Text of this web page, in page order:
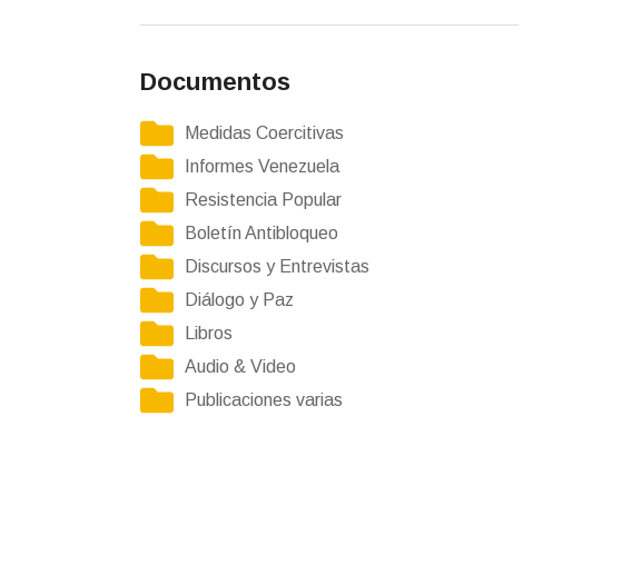
Documentos
Medidas Coercitivas
Informes Venezuela
Resistencia Popular
Boletín Antibloqueo
Discursos y Entrevistas
Diálogo y Paz
Libros
Audio & Video
Publicaciones varias